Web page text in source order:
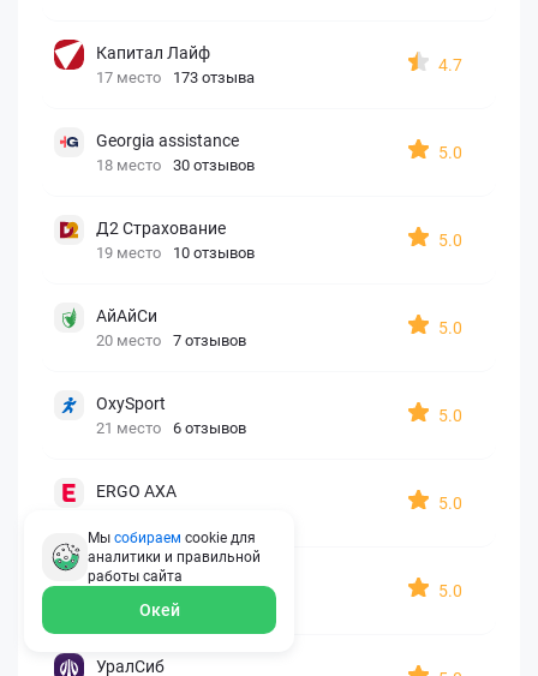
Капитал Лайф
17 место 173 отзыва
4.7
Georgia assistance
18 место 30 отзывов
5.0
Д2 Страхование
19 место 10 отзывов
5.0
АйАйСи
20 место 7 отзывов
5.0
OxySport
21 место 6 отзывов
5.0
ERGO AXA
5.0
Oxy Travel Premium
23 место 1 отзыв
5.0
УралСиб
Мы собираем cookie для
аналитики и правильной
работы сайта
Окей